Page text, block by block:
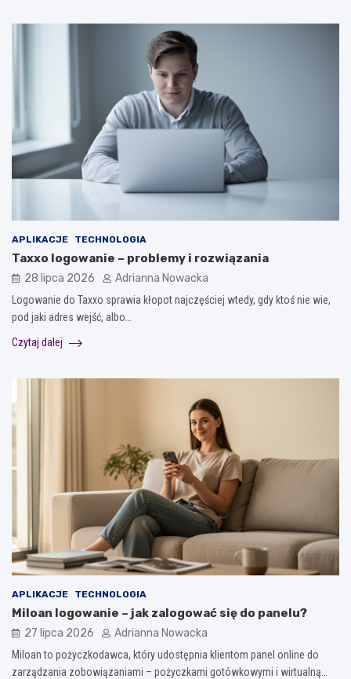
APLIKACJE TECHNOLOGIA
Taxxo logowanie – problemy i rozwiązania
28 lipca 2026 Adrianna Nowacka
Logowanie do Taxxo sprawia kłopot najczęściej wtedy, gdy ktoś nie wie,
pod jaki adres wejść, albo…
Czytaj dalej
APLIKACJE TECHNOLOGIA
Miloan logowanie – jak zalogować się do panelu?
27 lipca 2026 Adrianna Nowacka
Miloan to pożyczkodawca, który udostępnia klientom panel online do
zarządzania zobowiązaniami – pożyczkami gotówkowymi i wirtualną…